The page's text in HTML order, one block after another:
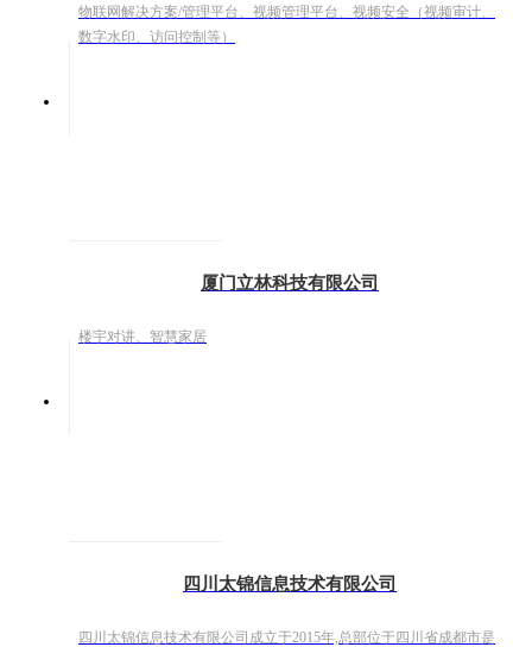
物联网解决方案/管理平台、视频管理平台、视频安全（视频审计、
数字水印、访问控制等）
厦门立林科技有限公司
楼宇对讲、智慧家居
四川太锦信息技术有限公司
四川太锦信息技术有限公司成立于2015年,总部位于四川省成都市是